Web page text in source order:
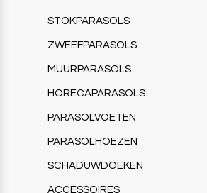
STOKPARASOLS
ZWEEFPARASOLS
MUURPARASOLS
HORECAPARASOLS
PARASOLVOETEN
PARASOLHOEZEN
SCHADUWDOEKEN
ACCESSOIRES